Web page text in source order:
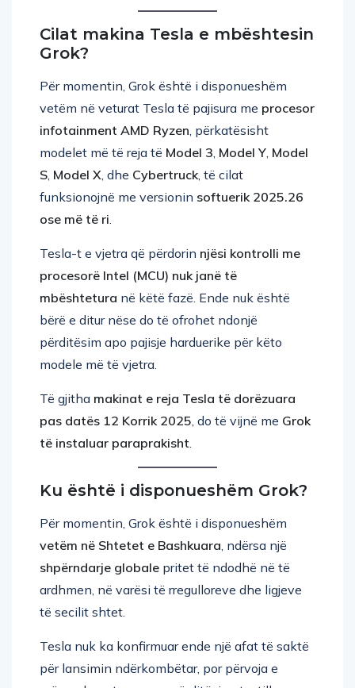
Cilat makina Tesla e mbështesin
Grok?
vetëm në veturat Tesla të pajisura meprocesor
infotainment AMD Ryzen , përkatësisht
modelet më të reja tëModel 3,Model Y,
S,Model X, dheCybertruck, të cilat
funksionojnë me versioninsoftuerik 2025.26
ose më të ri.
procesorë Intel (MCU) nuk janë të
mbështeturanë këtë fazë. Ende nuk është
bërë e ditur nëse do të ofrohet ndonjë
përditësim apo pajisje harduerike për këto
modele më të vjetra.
pas datës 12 Korrik 2025, do të vijnë meGrok
të instaluar paraprakisht.
Ku është i disponueshëm Grok?
vetëm në Shtetet e Bashkuara, ndërsa një
shpërndarje globalepritet të ndodhë në të
ardhmen, në varësi të rregulloreve dhe ligjeve
të secilit shtet.
për lansimin ndërkombëtar, por përvoja e
mëparshme tregon se përditësimet e tilla